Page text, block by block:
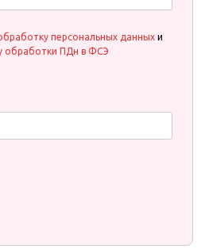
персональных данных и
обработки ПДн в ФСЭ